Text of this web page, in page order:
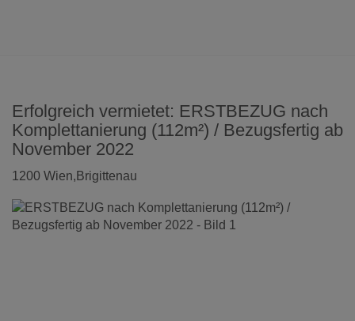
Erfolgreich vermietet: ERSTBEZUG nach
Komplettanierung (112m²) / Bezugsfertig ab
November 2022
1200 Wien,Brigittenau